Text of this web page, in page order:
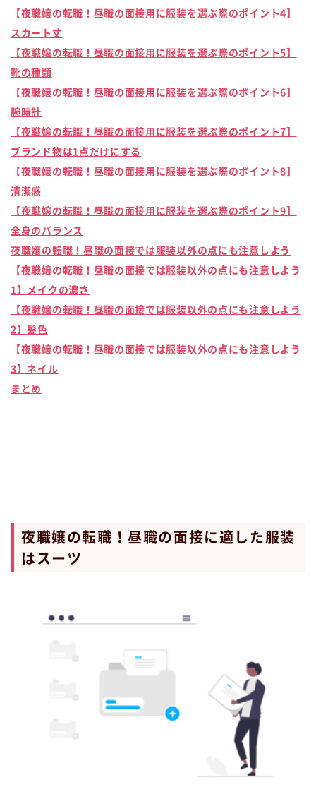
【夜職嬢の転職！昼職の面接用に服装を選ぶ際のポイント4】
スカート丈
【夜職嬢の転職！昼職の面接用に服装を選ぶ際のポイント5】
靴の種類
【夜職嬢の転職！昼職の面接用に服装を選ぶ際のポイント6】
腕時計
【夜職嬢の転職！昼職の面接用に服装を選ぶ際のポイント7】
ブランド物は1点だけにする
【夜職嬢の転職！昼職の面接用に服装を選ぶ際のポイント8】
清潔感
【夜職嬢の転職！昼職の面接用に服装を選ぶ際のポイント9】
全身のバランス
夜職嬢の転職！昼職の面接では服装以外の点にも注意しよう
【夜職嬢の転職！昼職の面接では服装以外の点にも注意しよう
1】メイクの濃さ
【夜職嬢の転職！昼職の面接では服装以外の点にも注意しよう
2】髪色
【夜職嬢の転職！昼職の面接では服装以外の点にも注意しよう
3】ネイル
まとめ
夜職嬢の転職！昼職の面接に適した服装
はスーツ